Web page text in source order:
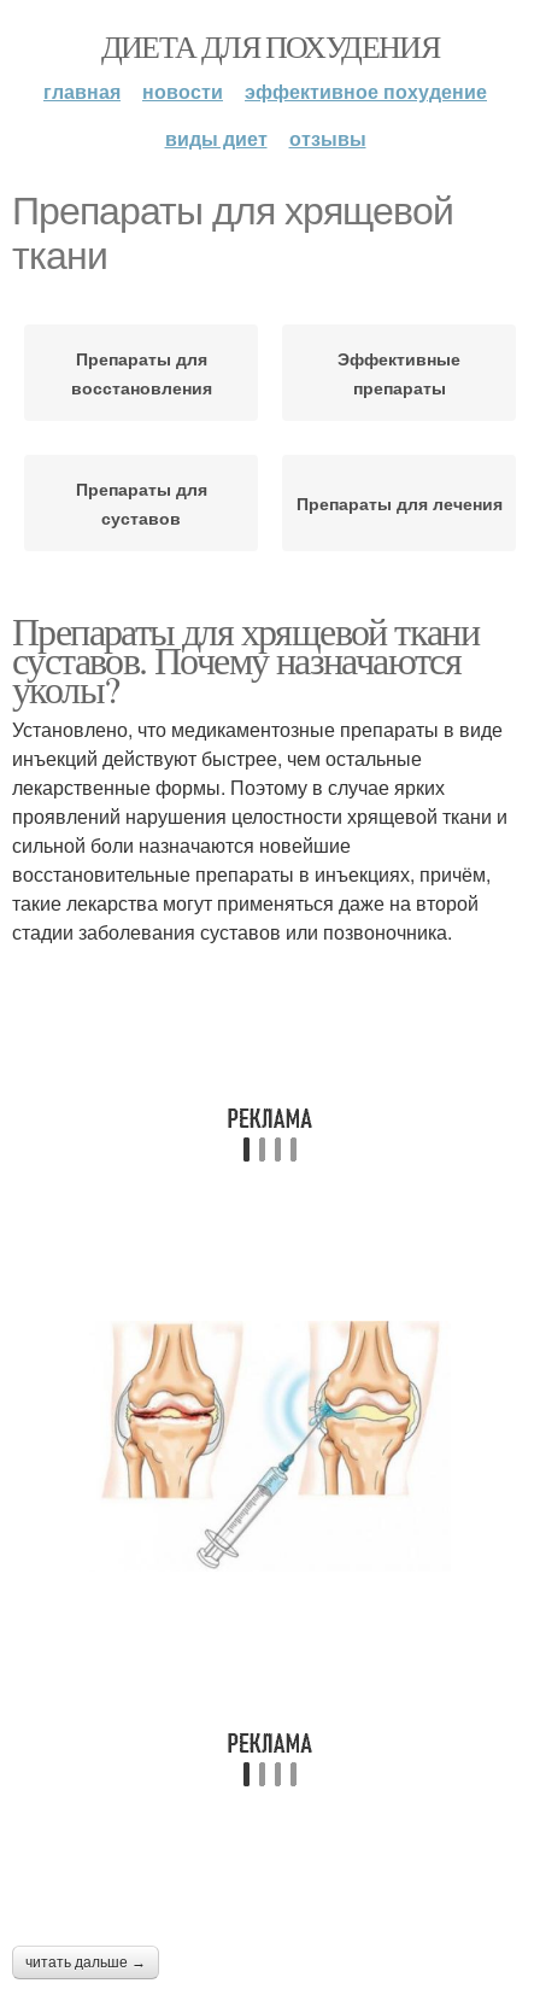
ДИЕТА ДЛЯ ПОХУДЕНИЯ
главная новости
эффективное похудение
виды диет
отзывы
Препараты для хрящевой
ткани
Препараты для
восстановления
Эффективные
препараты
Препараты для
суставов
Препараты для лечения
Препараты для хрящевой ткани
суставов. Почему назначаются
уколы?
Установлено, что медикаментозные препараты в виде
инъекций действуют быстрее, чем остальные
лекарственные формы. Поэтому в случае ярких
проявлений нарушения целостности хрящевой ткани и
сильной боли назначаются новейшие
восстановительные препараты в инъекциях, причём,
такие лекарства могут применяться даже на второй
стадии заболевания суставов или позвоночника.
читать дальше →